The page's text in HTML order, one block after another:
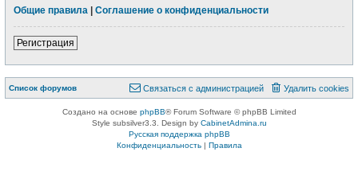
Общие правила
Соглашение о конфиденциальности
Регистрация
Список форумов Удалить cookies
Связаться с администрацией
Создано на основе phpBB® Forum Software © phpBB Limited
Style subsilver3.3. Design by CabinetAdmina.ru
Русская поддержка phpBB
Конфиденциальность| Правила